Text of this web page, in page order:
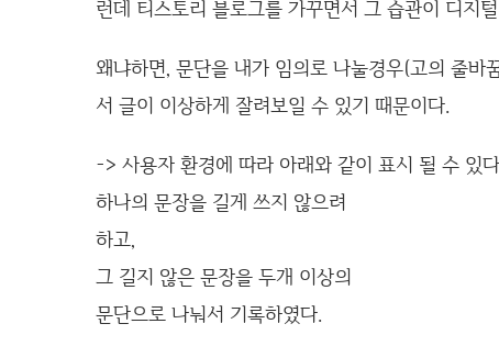
런데 티스토리 블로그를 가꾸면서 그 습관이 디지
왜냐하면, 문단을 내가 임의로 나눌경우(고의 줄
서 글이 이상하게 잘려보일 수 있기 때문이다.
-> 사용자 환경에 따라 아래와 같이 표시 될 수 있
하나의 문장을 길게 쓰지 않으려
하고,
그 길지 않은 문장을 두개 이상의
문단으로 나눠서 기록하였다.